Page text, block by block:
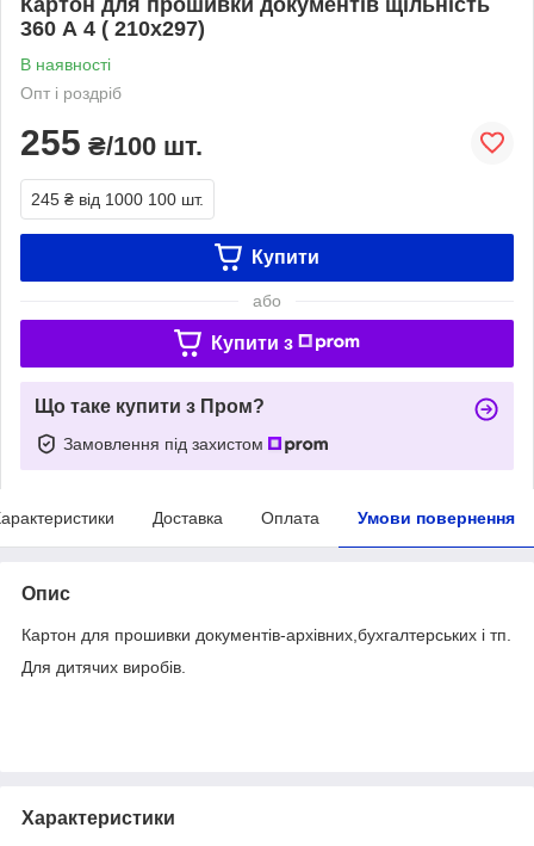
360 А 4 ( 210х297)
В наявності
Опт і роздріб
255 ₴/100 шт.
245 ₴ від 1000 100 шт.
Купити
або
Купити з
Що таке купити з Пром?
Замовлення під захистом
Доставка Оплата Умови повернення
Опис
Картон для прошивки документів-архівних,бухгалтерських і тп.
Для дитячих виробів.
Характеристики